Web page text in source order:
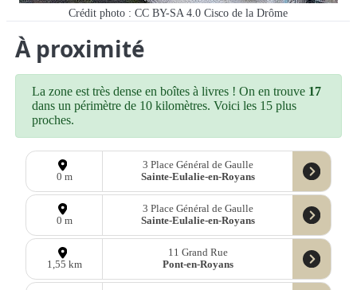
Crédit photo : CC BY-SA 4.0 Cisco de la Drôme
À proximité
La zone est très dense en boîtes à livres ! On en trouve 17
dans un périmètre de 10 kilomètres. Voici les 15 plus
proches.
0 m
3 Place Général de Gaulle
Sainte-Eulalie-en-Royans
0 m
3 Place Général de Gaulle
Sainte-Eulalie-en-Royans
1,55 km
11 Grand Rue
Pont-en-Royans